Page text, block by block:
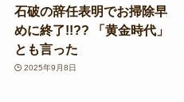
石破の辞任表明でお掃除早
めに終了!!?? 「黄金時代」
とも言った
2025年9月8日